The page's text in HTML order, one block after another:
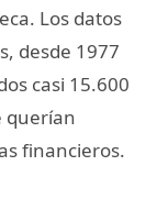
Los datos
desde 1977
casi 15.600
querían
financieros.